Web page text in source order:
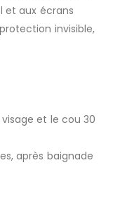
et aux écrans
invisible,
et le cou 30
après baignade